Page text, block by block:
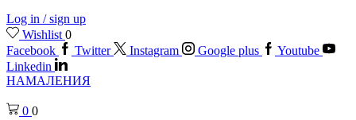
Log in / sign up
Wishlist 0
Facebook
Twitter Instagram Google plus
Youtube
Linkedin
НАМАЛЕНИЯ
0 0